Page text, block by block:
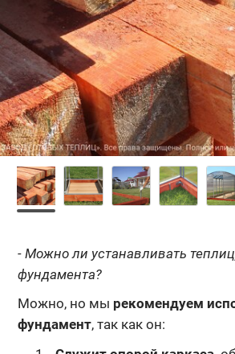
- Можно ли устанавливать
фундамента?
Можно, но мы рекомендуем
фундамент, так как он: